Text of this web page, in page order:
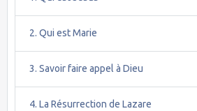
2. Qui est Marie
3. Savoir faire appel à Dieu
4. La Résurrection de Lazare